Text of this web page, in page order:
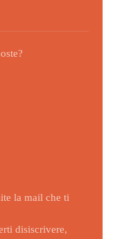
la mail che ti
disiscrivere,